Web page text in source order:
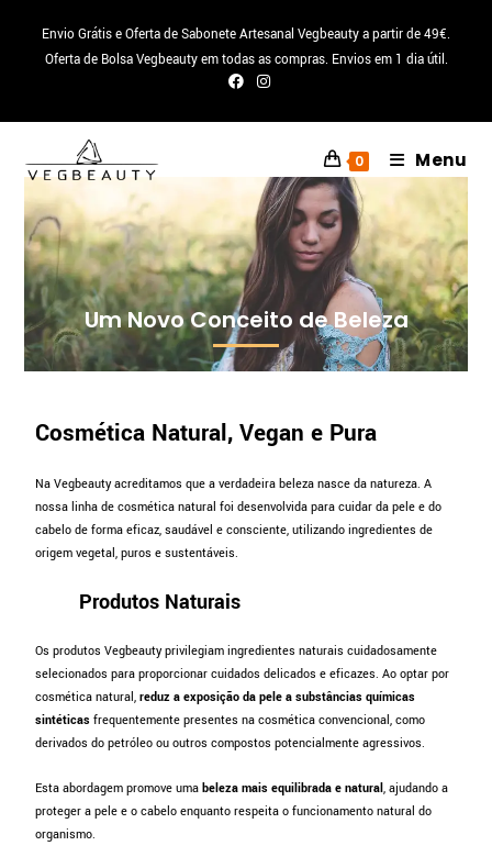
Envio Grátis e Oferta de Sabonete Artesanal Vegbeauty a partir de 49€.
Oferta de Bolsa Vegbeauty em todas as compras. Envios em 1 dia útil.
0 Menu
Um Novo Conceito de Beleza
Cosmética Natural, Vegan e Pura
Na Vegbeauty acreditamos que a verdadeira beleza nasce da natureza. A
nossa linha de cosmética natural foi desenvolvida para cuidar da pele e do
cabelo de forma eficaz, saudável e consciente, utilizando ingredientes de
origem vegetal, puros e sustentáveis.
Produtos Naturais
Os produtos Vegbeauty privilegiam ingredientes naturais cuidadosamente
selecionados para proporcionar cuidados delicados e eficazes. Ao optar por
cosmética natural,reduz a exposição da pele a substâncias químicas
sintéticas frequentemente presentes na cosmética convencional, como
derivados do petróleo ou outros compostos potencialmente agressivos.
Esta abordagem promove umabeleza mais equilibrada e natural, ajudando a
proteger a pele e o cabelo enquanto respeita o funcionamento natural do
organismo.